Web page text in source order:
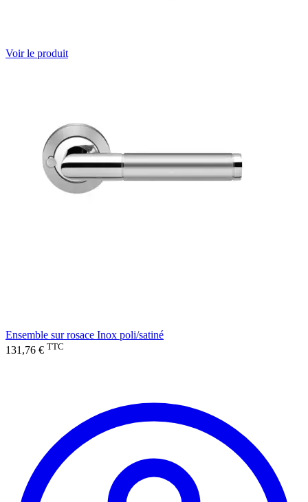
Voir le produit
Ensemble sur rosace Inox poli/satiné
131,76 € TTC